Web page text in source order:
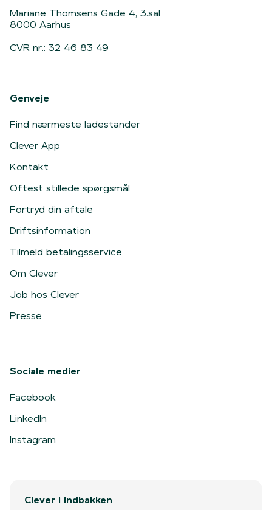
Mariane Thomsens Gade 4, 3.sal
8000 Aarhus
CVR nr.: 32 46 83 49
Genveje
Find nærmeste ladestander
Clever App
Kontakt
Oftest stillede spørgsmål
Fortryd din aftale
Driftsinformation
Tilmeld betalingsservice
Om Clever
Job hos Clever
Presse
Sociale medier
Facebook
LinkedIn
Instagram
Clever i indbakken